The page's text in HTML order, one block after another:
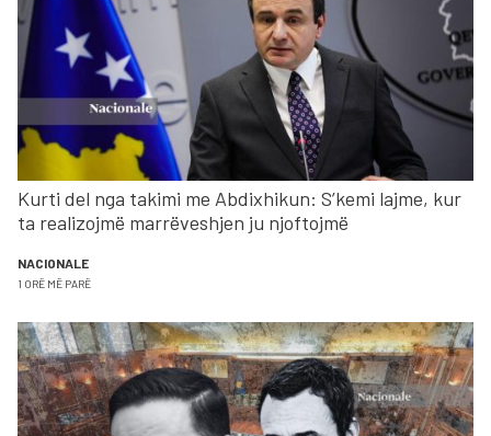
Kurti del nga takimi me Abdixhikun: S’kemi lajme, kur
ta realizojmë marrëveshjen ju njoftojmë
NACIONALE
1 ORË MË PARË